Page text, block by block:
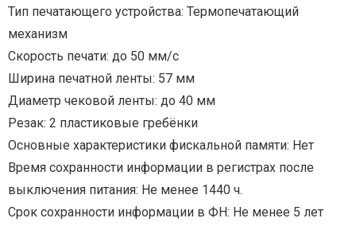
Тип печатающего устройства: Термопечатающий
механизм
Скорость печати: до 50 мм/с
Ширина печатной ленты: 57 мм
Диаметр чековой ленты: до 40 мм
Резак: 2 пластиковые гребёнки
Основные характеристики фискальной памяти: Нет
Время сохранности информации в регистрах после
выключения питания: Не менее 1440 ч.
Срок сохранности информации в ФН: Не менее 5 лет